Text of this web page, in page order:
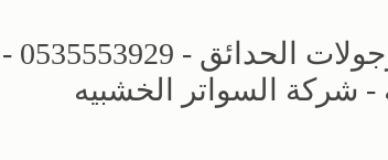
مؤسسة الاختيار الاول للمظلات السيارات - تركيب برجولات الحدائق - 0535553929 -
- شركة السواتر الخشبيه